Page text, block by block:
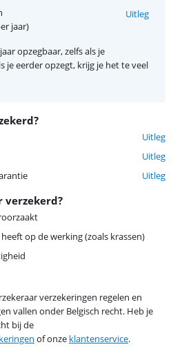
Uitleg
Uitleg
Uitleg
verzekerd?
op de werking (zoals krassen)
verzekeringen regelen en
vallen onder Belgisch recht. Heb je
bij de
of onze klantenservice.
jaar)
Uitleg
opzegbaar, zelfs als je
je eerder opzegt, krijg je het te veel